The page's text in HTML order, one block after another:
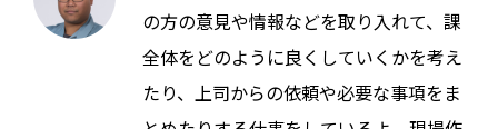
の方の意見や情報などを取り入れて、課
全体をどのように良くしていくかを考え
たり、上司からの依頼や必要な事項をま